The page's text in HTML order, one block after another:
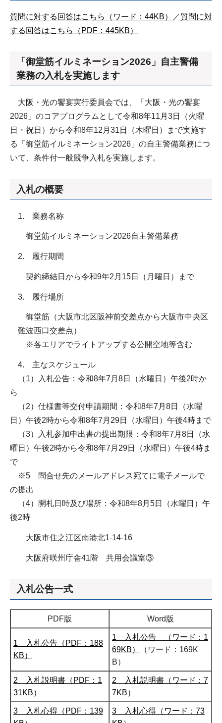
質問に対する回答はこちら（ワード：44KB） ／質問に対
する回答はこちら（PDF：445KB）
「御堂筋イルミネーション2026」自主警備
業務の入札を実施します
大阪・光の饗宴実行委員会では、「大阪・光の饗宴
2026」のコアプログラムとして令和8年11月3日（火曜
日・祝日）から令和8年12月31日（木曜日）まで実施す
る「御堂筋イルミネーション2026」の自主警備業務につ
いて、条件付一般競争入札を実施します。
入札の概要
1. 業務名称
御堂筋イルミネーション2026自主警備業務
2. 履行期間
契約締結日から令和9年2月15日（月曜日）まで
3. 履行場所
御堂筋（大阪市北区阪神前交差点から大阪市中央区
難波西口交差点）
※各エリアでライトアップする公開空地等含む
4. 主なスケジュール
（1）入札公告：令和8年7月8日（水曜日）午後2時か
ら
（2）仕様書等交付申請期間：令和8年7月8日（水曜
日）午後2時から令和8年7月29日（水曜日）午後4時まで
（3）入札参加申出書の提出期限：令和8年7月8日（水
曜日）午後2時から令和8年7月29日（水曜日）午後4時ま
で
※5 問合せ先のメールアドレス宛てに電子メールで
の提出
（4）開札日時及び場所：令和8年8月5日（水曜日）午
後2時
大阪市住之江区南港北1-14-16
大阪府咲州庁舎41階 共用会議室③
入札公告一式
PDF版 Word版
1 入札公告（PDF：188
KB）
1 入札公告 （ワード：1
69KB）
（ワード：169K
B）
2 入札説明書（PDF：1
31KB）
2 入札説明書（ワード：7
7KB）
3 入札心得（PDF：139
3 入札心得（ワード：73